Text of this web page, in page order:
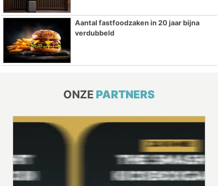
Aantal fastfoodzaken in 20 jaar bijna
verdubbeld
ONZE PARTNERS